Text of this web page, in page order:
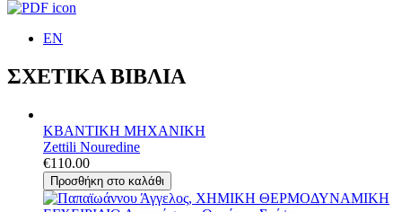
ΕΝ
ΣΧΕΤΙΚΑ ΒΙΒΛΙΑ
ΚΒΑΝΤΙΚΗ ΜΗΧΑΝΙΚΗ
Zettili Nouredine
€110.00